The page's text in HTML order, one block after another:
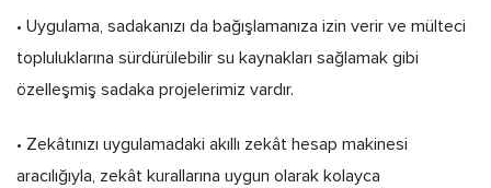
• Uygulama, sadakanızı da bağışlamanıza izin verir ve mülteci
topluluklarına sürdürülebilir su kaynakları sağlamak gibi
özelleşmiş sadaka projelerimiz vardır.
• Zekâtınızı uygulamadaki akıllı zekât hesap makinesi
aracılığıyla, zekât kurallarına uygun olarak kolayca